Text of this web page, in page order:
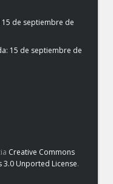
de septiembre de
15 de septiembre de
Creative Commons
Unported License.